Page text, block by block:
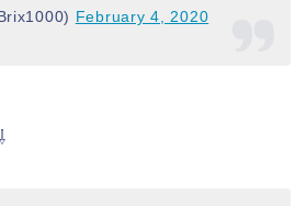
February 4, 2020